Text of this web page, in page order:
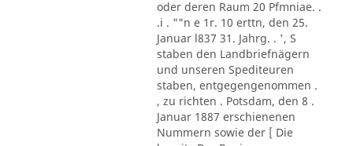
oder deren Raum 20 Pfmniae. .
.i . ""n e 1r. 10 erttn, den 25.
Januar l837 31. Jahrg. . ', S
staben den Landbriefnägern
und unseren Spediteuren
staben, entgegengenommen .
, zu richten . Potsdam, den 8 .
Januar 1887 erschienenen
Nummern sowie der [ Die